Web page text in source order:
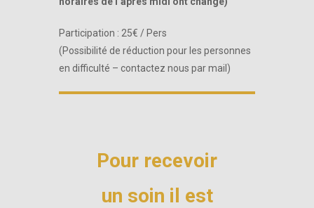
Participation : 25€ / Pers
(Possibilité de réduction pour les personnes
en difficulté – contactez nous par mail)
Pour recevoir
un soin il est